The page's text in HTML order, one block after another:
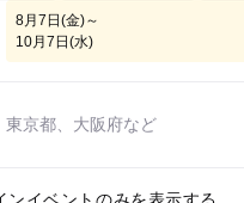
8月7日(金)～
10月7日(水)
東京都、大阪府など
ンイベントのみを表示する